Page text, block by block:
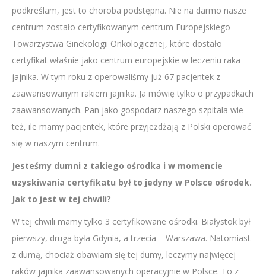
podkreślam, jest to choroba podstępna. Nie na darmo nasze
centrum zostało certyfikowanym centrum Europejskiego
Towarzystwa Ginekologii Onkologicznej, które dostało
certyfikat właśnie jako centrum europejskie w leczeniu raka
jajnika. W tym roku z operowaliśmy już 67 pacjentek z
zaawansowanym rakiem jajnika. Ja mówię tylko o przypadkach
zaawansowanych. Pan jako gospodarz naszego szpitala wie
też, ile mamy pacjentek, które przyjeżdżają z Polski operować
się w naszym centrum.
Jesteśmy dumni z takiego ośrodka i w momencie
uzyskiwania certyfikatu był to jedyny w Polsce ośrodek.
Jak to jest w tej chwili?
W tej chwili mamy tylko 3 certyfikowane ośrodki. Białystok był
pierwszy, druga była Gdynia, a trzecia – Warszawa. Natomiast
z dumą, chociaż obawiam się tej dumy, leczymy najwięcej
raków jajnika zaawansowanych operacyjnie w Polsce. To z